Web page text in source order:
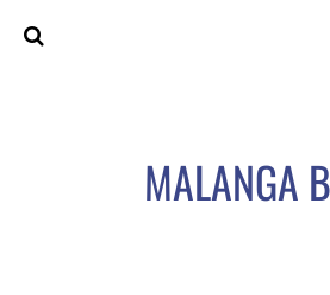
MALANGA